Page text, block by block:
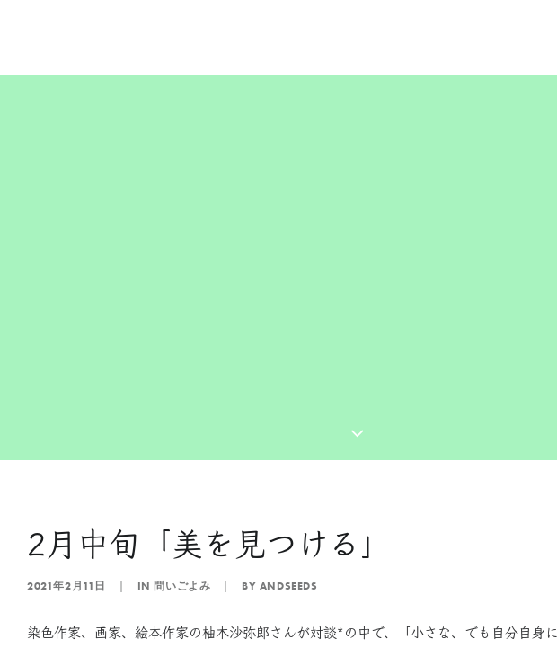
2月中旬「美を見つける」
2021年2月11日 | IN 問いごよみ | BY ANDSEEDS
染色作家、画家、絵本作家の柚木沙弥郎さんが対談*の中で、「小さな、でも自分自身